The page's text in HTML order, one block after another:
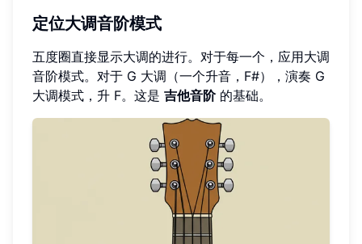
定位大调音阶模式
五度圈直接显示大调的进行。对于每一个，应用大调
音阶模式。对于 G 大调（一个升音，F#），演奏 G
大调模式，升 F。这是 吉他音阶 的基础。